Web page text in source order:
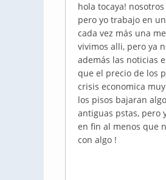
hola tocaya!
pero yo trabajo en
cada vez más una
vivimos alli, pero ya
además las noticias
que el precio de los
crisis economica
los pisos bajaran
antiguas pstas, pero
en fin al menos que
con algo !